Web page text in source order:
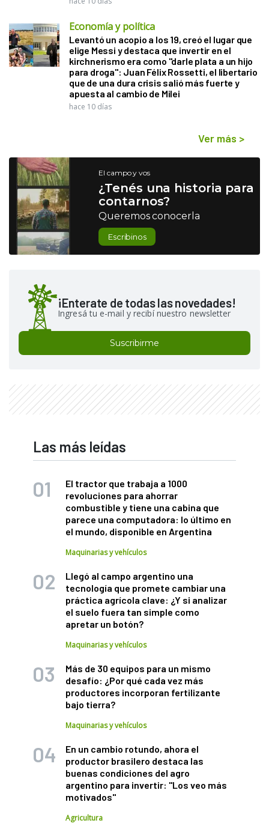
Economía y política
Levantó un acopio a los 19, creó el lugar que
elige Messi y destaca que invertir en el
kirchnerismo era como "darle plata a un hijo
para droga": Juan Félix Rossetti, el libertario
que de una dura crisis salió más fuerte y
apuesta al cambio de Milei
hace 10 días
Ver más >
El campo y vos
¿Tenés una historia para
contarnos?
Queremos conocerla
Escribinos
¡Enterate de todas las novedades!
Ingresá tu e-mail y recibí nuestro newsletter
Suscribirme
Las más leídas
El tractor que trabaja a 1000
revoluciones para ahorrar
combustible y tiene una cabina que
parece una computadora: lo último en
el mundo, disponible en Argentina
Maquinarias y vehículos
Llegó al campo argentino una
tecnología que promete cambiar una
práctica agrícola clave: ¿Y si analizar
el suelo fuera tan simple como
apretar un botón?
Maquinarias y vehículos
Más de 30 equipos para un mismo
desafío: ¿Por qué cada vez más
productores incorporan fertilizante
bajo tierra?
Maquinarias y vehículos
En un cambio rotundo, ahora el
productor brasilero destaca las
buenas condiciones del agro
argentino para invertir: "Los veo más
motivados"
Agricultura